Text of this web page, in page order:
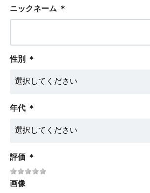
ニックネーム ＊
性別 ＊
年代 ＊
評価 ＊
画像